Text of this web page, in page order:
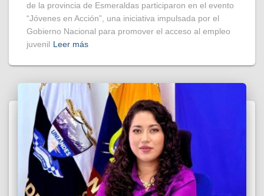
de la provincia de Esmeraldas participaron en el evento
“Jóvenes en Acción”, una iniciativa impulsada por el
Gobierno Nacional para promover el acceso al empleo
juvenil Leer más